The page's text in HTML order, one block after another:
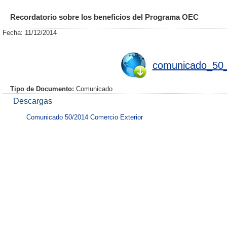
Recordatorio sobre los beneficios del Programa OEC
Fecha: 11/12/2014
Tipo de Documento: Comunicado
Descargas
Comunicado 50/2014 Comercio Exterior